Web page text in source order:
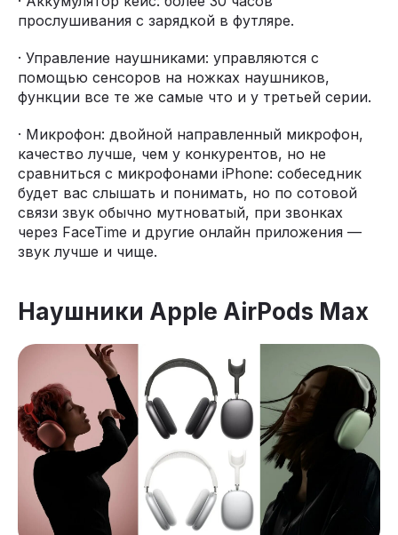
прослушивания с зарядкой в футляре.
· Управление наушниками: управляются с
помощью сенсоров на ножках наушников,
функции все те же самые что и у третьей серии.
· Микрофон: двойной направленный микрофон,
качество лучше, чем у конкурентов, но не
сравниться с микрофонами iPhone: собеседник
будет вас слышать и понимать, но по сотовой
связи звук обычно мутноватый, при звонках
через FaceTime и другие онлайн приложения —
звук лучше и чище.
Наушники Apple AirPods Max